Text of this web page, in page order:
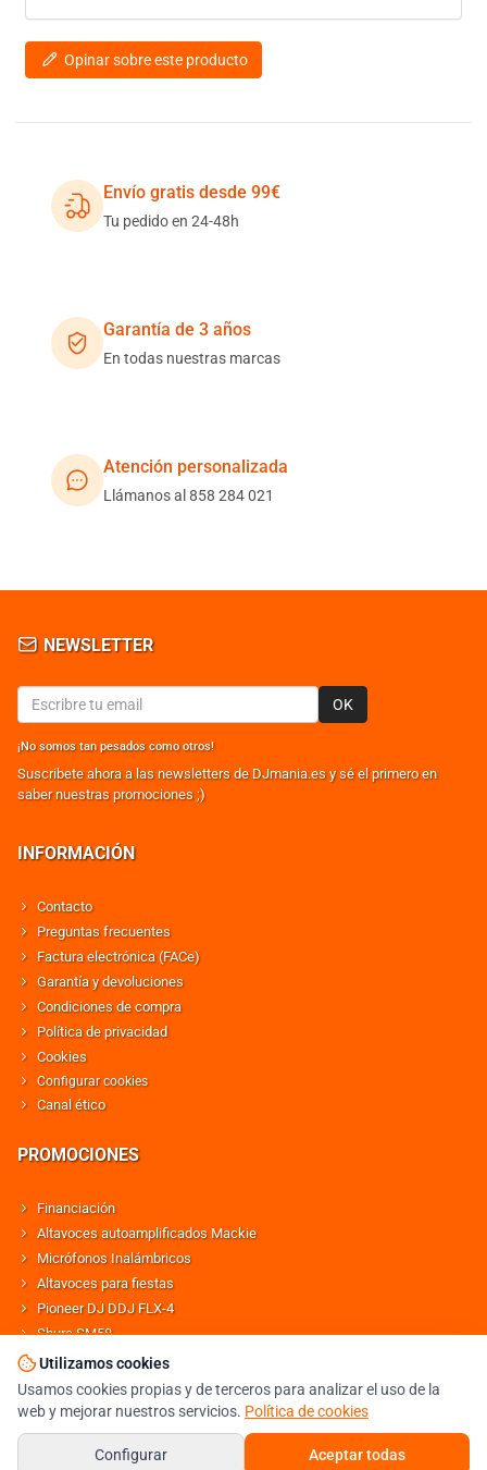
Opinar sobre este producto
Envío gratis desde 99€
Tu pedido en 24-48h
Garantía de 3 años
En todas nuestras marcas
Atención personalizada
Llámanos al 858 284 021
NEWSLETTER
OK
¡No somos tan pesados como otros!
Suscribete ahora a las newsletters de DJmania.es y sé el primero en
saber nuestras promociones ;)
INFORMACIÓN
Contacto
Preguntas frecuentes
Factura electrónica (FACe)
Garantía y devoluciones
Condiciones de compra
Política de privacidad
Cookies
Configurar cookies
Canal ético
PROMOCIONES
Financiación
Altavoces autoamplificados Mackie
Micrófonos Inalámbricos
Altavoces para fiestas
Pioneer DJ DDJ FLX-4
Shure SM58
Altavoces Behringer
TIENDA DJ ESPECIALISTA EN SONIDO E ILUMINACIÓN PROFESIONAL
Utilizamos cookies
Usamos cookies propias y de terceros para analizar el uso de la
web y mejorar nuestros servicios. Política de cookies
Configurar Aceptar todas